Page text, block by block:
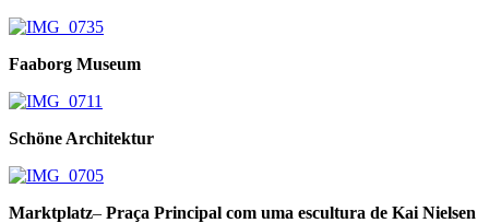
Faaborg Museum
Schöne Architektur
Marktplatz– Praça Principal com uma escultura de Kai Nielsen